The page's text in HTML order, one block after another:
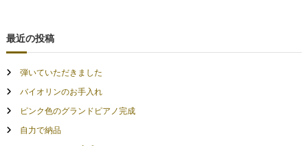
最近の投稿
弾いていただきました
バイオリンのお手入れ
ピンク色のグランドピアノ完成
自力で納品